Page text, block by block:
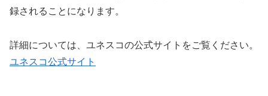
録されることになります。
詳細については、ユネスコの公式サイトをご覧ください。
ユネスコ公式サイト